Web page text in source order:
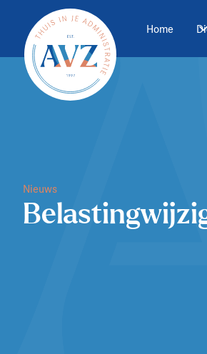
Home
Nieuws